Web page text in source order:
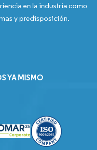
en la industria como
y predisposición.
YA MISMO